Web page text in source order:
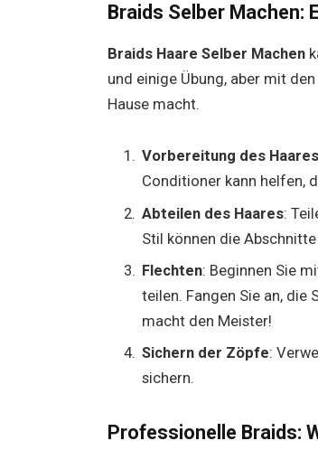
Braids Selber Machen:
Braids Haare Selber Machen
und einige Übung, aber mit
Hause macht.
Vorbereitung des Haares
Conditioner kann helfen,
Abteilen des Haares:
Stil können die
Flechten: Beginnen Sie
teilen. Fangen Sie an, die
macht den Meister!
Sichern der Zöpfe:
sichern.
Professionelle Braids: